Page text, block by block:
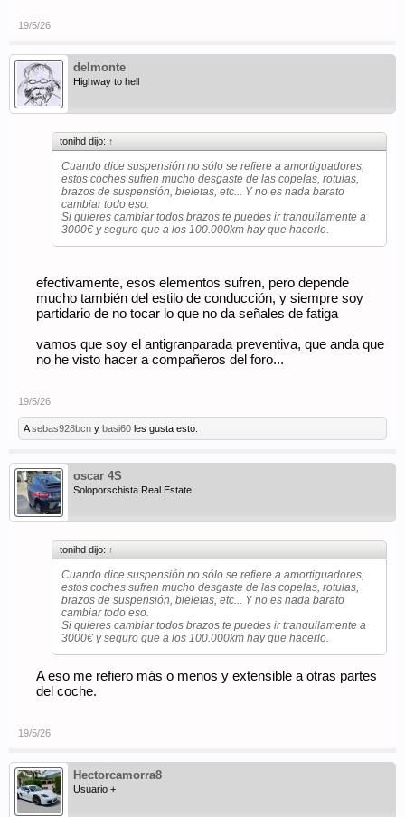
19/5/26
delmonte
Highway to hell
tonihd dijo: ↑
Cuando dice suspensión no sólo se refiere a amortiguadores,
estos coches sufren mucho desgaste de las copelas, rotulas,
brazos de suspensión, bieletas, etc... Y no es nada barato
cambiar todo eso.
Si quieres cambiar todos brazos te puedes ir tranquilamente a
3000€ y seguro que a los 100.000km hay que hacerlo.
efectivamente, esos elementos sufren, pero depende
mucho también del estilo de conducción, y siempre soy
partidario de no tocar lo que no da señales de fatiga
vamos que soy el antigranparada preventiva, que anda que
no he visto hacer a compañeros del foro...
19/5/26
Asebas928bcn y basi60 les gusta esto.
oscar 4S
Soloporschista Real Estate
tonihd dijo: ↑
Cuando dice suspensión no sólo se refiere a amortiguadores,
estos coches sufren mucho desgaste de las copelas, rotulas,
brazos de suspensión, bieletas, etc... Y no es nada barato
cambiar todo eso.
Si quieres cambiar todos brazos te puedes ir tranquilamente a
3000€ y seguro que a los 100.000km hay que hacerlo.
A eso me refiero más o menos y extensible a otras partes
del coche.
19/5/26
Hectorcamorra8
Usuario +